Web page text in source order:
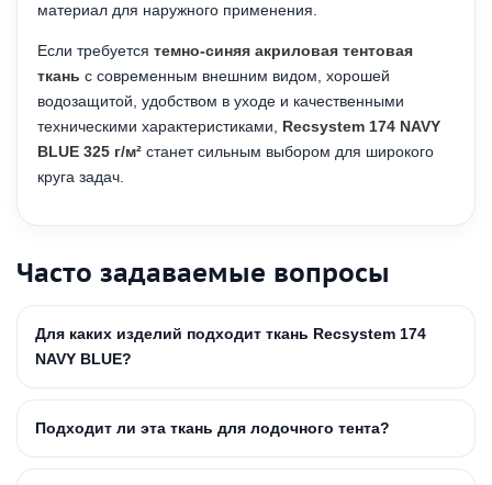
материал для наружного применения.
Если требуется темно-синяя акриловая тентовая
ткань с современным внешним видом, хорошей
водозащитой, удобством в уходе и качественными
техническими характеристиками, Recsystem 174 NAVY
BLUE 325 г/м² станет сильным выбором для широкого
круга задач.
Часто задаваемые вопросы
Для каких изделий подходит ткань Recsystem 174
NAVY BLUE?
Подходит ли эта ткань для лодочного тента?